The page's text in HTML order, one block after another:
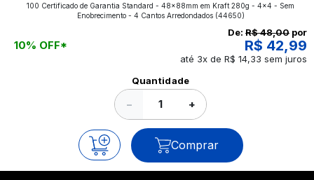
aplicados nos impressos da gráfica FuturaIM? Então,
continue a leitura que vamos revelar para você!
100 Certificado de Garantia Standard - 48x88mm em Kraft 280g - 4x4 - Sem
Enobrecimento - 4 Cantos Arredondados(44650)
10% OFF*
De: R$ 48,00 por
R$ 42,99
até 3x de R$ 14,33 sem juros
Quantidade
− +
Comprar